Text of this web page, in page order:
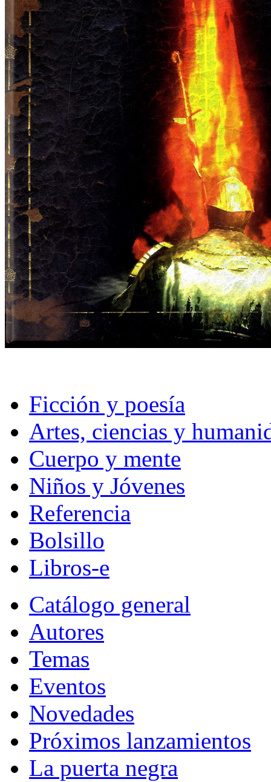
Ficción y poesía
Artes, ciencias y
Cuerpo y mente
Niños y Jóvenes
Referencia
Bolsillo
Libros-e
Catálogo general
Autores
Temas
Eventos
Novedades
Próximos lanzamientos
La puerta negra